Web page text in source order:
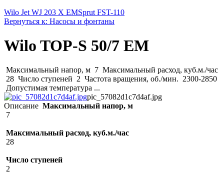
Wilo Jet WJ 203 X EMSprut FST-110
Вернуться к: Насосы и фонтаны
Wilo TOP-S 50/7 EM
Максимальный напор, м 7 Максимальный расход, куб.м./час
28 Число ступеней 2 Частота вращения, об./мин. 2300-2850
Допустимая температура ...
pic_57082d1c7d4af.jpg
Описание Максимальный напор, м
7
Максимальный расход, куб.м./час
28
Число ступеней
2